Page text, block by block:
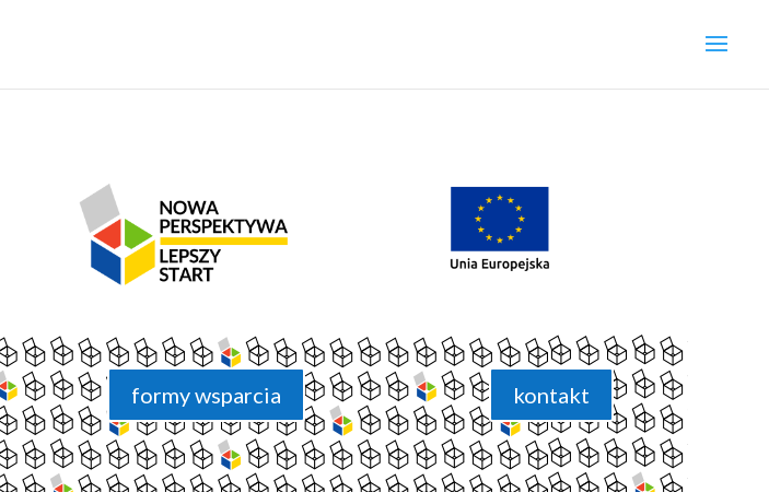
formy wsparcia kontakt